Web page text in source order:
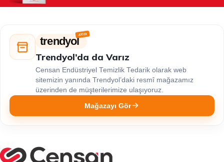
trendyol
Trendyol’da da Varız
Censan Endüstriyel Temizlik Tedarik olarak web
sitemizin yanında Trendyol’daki resmî mağazamız
üzerinden de müşterilerimize ulaşıyoruz.
Mağazayı Gör